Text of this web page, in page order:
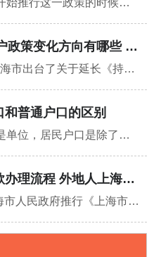
2019上海居转户政策变化方向有哪些 需要注意些什么
2019.4.23日，上海市出台了关于延长《持有上海市居住证人员申办上海常住户口办法》有效期的通知，表示“居转户”相关政策无变化，要执行到2019年12月31日，知英老师理解如下：市政府关于延长《持有上海市居住证人员申办上海常住户口办法》有效期的通知,各区、县人民政府，市政府各委、办、局：
和普通户口的区别
集体户口的户主是单位，居民户口是除了身份证之外最好的身份证明，而集体户口不算;集体户口一旦解除合同则无效，需要办理户口迁移;集体户口不可以个人自己缴纳社保，居民户口
上海公积金贷款办理流程 外地人上海买房条件
2010年8月，上海市人民政府推行《上海市引进人才申办本市常住户口试行办法》,据该制度称,具有博士研究生学历并获得相应的学位或具有高级专业技术职务任职资格的专业技术人员和管理人员